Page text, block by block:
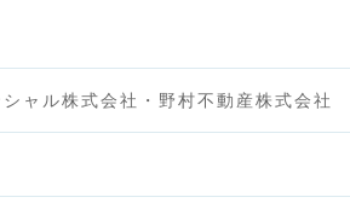
ャル株式会社・野村不動産株式会社